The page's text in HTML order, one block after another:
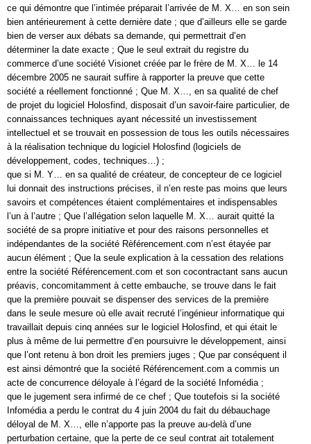
ce qui démontre que l’intimée préparait l’arrivée de M. X… en son sein
bien antérieurement à cette dernière date ; que d’ailleurs elle se garde
bien de verser aux débats sa demande, qui permettrait d’en
déterminer la date exacte ; Que le seul extrait du registre du
commerce d’une société Visionet créée par le frère de M. X… le 14
décembre 2005 ne saurait suffire à rapporter la preuve que cette
société a réellement fonctionné ; Que M. X…, en sa qualité de chef
de projet du logiciel Holosfind, disposait d’un savoir-faire particulier, de
connaissances techniques ayant nécessité un investissement
intellectuel et se trouvait en possession de tous les outils nécessaires
à la réalisation technique du logiciel Holosfind (logiciels de
développement, codes, techniques…) ;
que si M. Y… en sa qualité de créateur, de concepteur de ce logiciel
lui donnait des instructions précises, il n’en reste pas moins que leurs
savoirs et compétences étaient complémentaires et indispensables
l’un à l’autre ; Que l’allégation selon laquelle M. X… aurait quitté la
société de sa propre initiative et pour des raisons personnelles et
indépendantes de la société Rèférencement.com n’est étayée par
aucun élément ; Que la seule explication à la cessation des relations
entre la société Référencement.com et son cocontractant sans aucun
préavis, concomitamment à cette embauche, se trouve dans le fait
que la première pouvait se dispenser des services de la première
dans le seule mesure où elle avait recruté l’ingénieur informatique qui
travaillait depuis cinq années sur le logiciel Holosfind, et qui était le
plus à même de lui permettre d’en poursuivre le développement, ainsi
que l’ont retenu à bon droit les premiers juges ; Que par conséquent il
est ainsi démontré que la société Référencement.com a commis un
acte de concurrence déloyale à l’égard de la société Infomédia ;
que le jugement sera infirmé de ce chef ; Que toutefois si la société
Infomédia a perdu le contrat du 4 juin 2004 du fait du débauchage
déloyal de M. X…, elle n’apporte pas la preuve au-delà d’une
perturbation certaine, que la perte de ce seul contrat ait totalement